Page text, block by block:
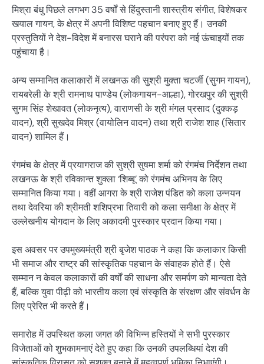
मिश्रा बंधु पिछले लगभग 35 वर्षों से हिंदुस्तानी शास्त्रीय संगीत, विशेषकर
खयाल गायन, के क्षेत्र में अपनी विशिष्ट पहचान बनाए हुए हैं। उनकी
प्रस्तुतियों ने देश-विदेश में बनारस घराने की परंपरा को नई ऊंचाइयों तक
पहुंचाया है।
अन्य सम्मानित कलाकारों में लखनऊ की सुश्री मुक्ता चटर्जी (सुगम गायन),
रायबरेली के श्री रामनाथ पाण्डेय (लोकगायन-आल्हा), गोरखपुर की सुश्री
सुगम सिंह शेखावत (लोकनृत्य), वाराणसी के श्री मंगल प्रसाद (दुक्कड़
वादन), श्री सुखदेव मिश्र (वायोलिन वादन) तथा श्री राजेश शाह (सितार
वादन) शामिल हैं।
रंगमंच के क्षेत्र में प्रयागराज की सुश्री सुषमा शर्मा को रंगमंच निर्देशन तथा
लखनऊ के श्री रविकान्त शुक्ला ‘शिब्बू’ को रंगमंच अभिनय के लिए
सम्मानित किया गया। वहीं आगरा के श्री राजेश पंडित को कला उन्नयन
तथा देवरिया की श्रीमती शशिप्रभा तिवारी को कला समीक्षा के क्षेत्र में
उल्लेखनीय योगदान के लिए अकादमी पुरस्कार प्रदान किया गया।
इस अवसर पर उपमुख्यमंत्री श्री बृजेश पाठक ने कहा कि कलाकार किसी
भी समाज और राष्ट्र की सांस्कृतिक पहचान के संवाहक होते हैं। ऐसे
सम्मान न केवल कलाकारों की वर्षों की साधना और समर्पण को मान्यता देते
हैं, बल्कि युवा पीढ़ी को भारतीय कला एवं संस्कृति के संरक्षण और संवर्धन के
लिए प्रेरित भी करते हैं।
समारोह में उपस्थित कला जगत की विभिन्न हस्तियों ने सभी पुरस्कार
विजेताओं को शुभकामनाएं देते हुए कहा कि उनकी उपलब्धियां देश की